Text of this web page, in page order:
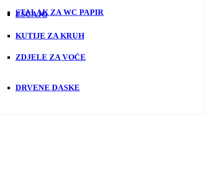
ESCAJG
KUTIJE ZA KRUH
ZDJELE ZA VOĆE
DRVENE DASKE
STALAK ZA WC PAPIR